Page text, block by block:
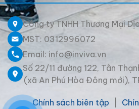
Công ty TNHH Thương Mại
MST: 0312996072
Email: info@inviva.vn
Số 22/11 đường 122, Tân
(xã An Phú Hòa Đông mới),
Chính sách biên tập